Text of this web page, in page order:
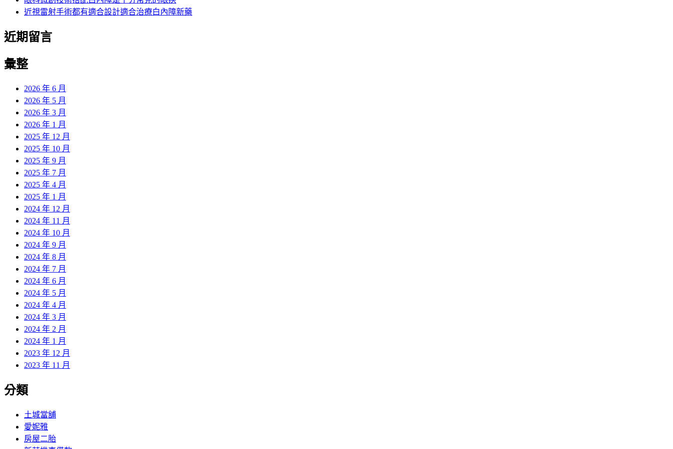
近視雷射手術都有適合設計適合治療白內障新藥
近期留言
彙整
2026 年 6 月
2026 年 5 月
2026 年 3 月
2026 年 1 月
2025 年 12 月
2025 年 10 月
2025 年 9 月
2025 年 7 月
2025 年 4 月
2025 年 1 月
2024 年 12 月
2024 年 11 月
2024 年 10 月
2024 年 9 月
2024 年 8 月
2024 年 7 月
2024 年 6 月
2024 年 5 月
2024 年 4 月
2024 年 3 月
2024 年 2 月
2024 年 1 月
2023 年 12 月
2023 年 11 月
分類
土城當舖
愛妮雅
房屋二胎